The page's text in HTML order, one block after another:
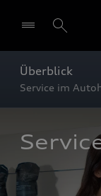
Überblick
Service im